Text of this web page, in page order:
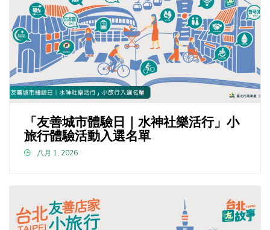
「友善城市體驗日｜水神社樂活行」小
旅行體驗活動入選名單
八月 1, 2026